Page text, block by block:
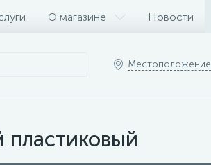
О магазине Новости
Местоположение